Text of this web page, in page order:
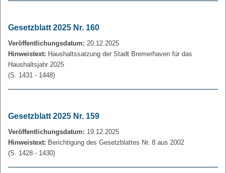
Gesetzblatt 2025 Nr. 160
Veröffentlichungsdatum: 20.12.2025
Hinweistext: Haushaltssatzung der Stadt Bremerhaven für das
Haushaltsjahr 2025
(S. 1431 - 1448)
Gesetzblatt 2025 Nr. 159
Veröffentlichungsdatum: 19.12.2025
Hinweistext: Berichtigung des Gesetzblattes Nr. 8 aus 2002
(S. 1428 - 1430)